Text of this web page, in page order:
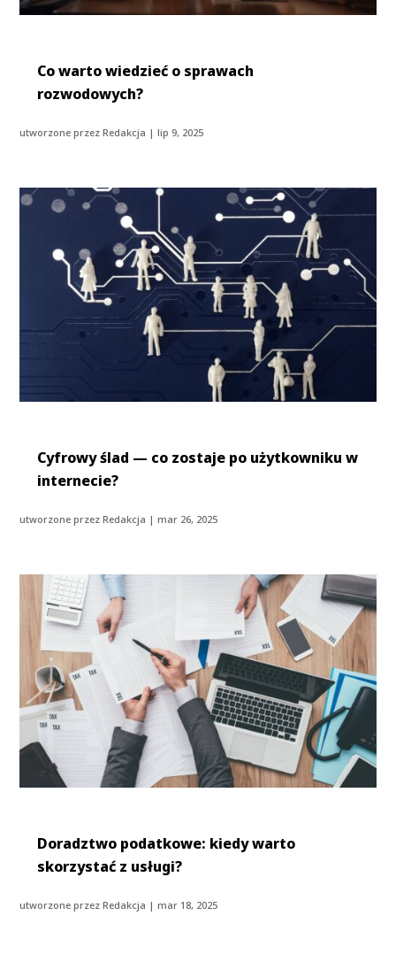
Co warto wiedzieć o sprawach
rozwodowych?
utworzone przezRedakcja |lip 9, 2025
Cyfrowy ślad — co zostaje po użytkowniku w
internecie?
utworzone przezRedakcja |mar 26, 2025
Doradztwo podatkowe: kiedy warto
skorzystać z usługi?
utworzone przezRedakcja |mar 18, 2025